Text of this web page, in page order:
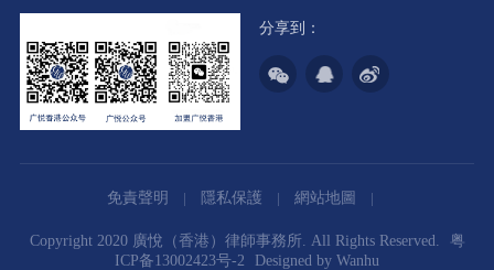
分享到：
免責聲明 隱私保護 網站地圖
Copyright 2020 廣悅（香港）律師事務所. All Rights Reserved.
粤
ICP备13002423号-2
Designed by Wanhu